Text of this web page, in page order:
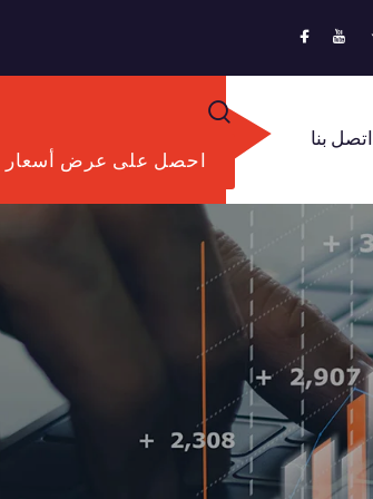
اتصل بنا
احصل على عرض أسعار